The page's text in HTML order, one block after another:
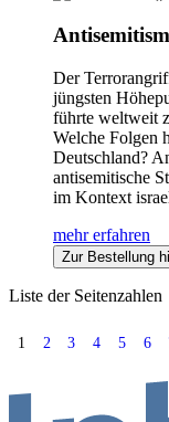
Der
jüngsten
führte weltweit
Welche Folgen
Deutschland?
antisemitische
im Kontext
mehr erfahren
Zur Bestellung
Liste der Seitenzahlen
1 2 3 4 5 6